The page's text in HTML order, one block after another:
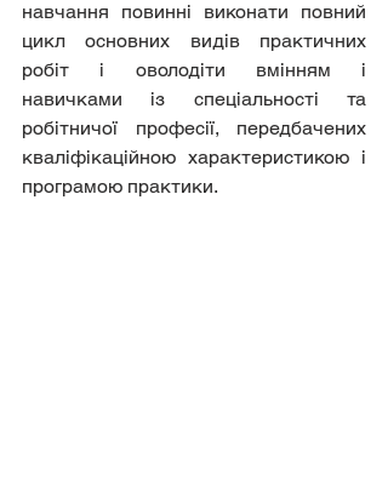
навчання повинні виконати повний
цикл основних видів практичних
робіт і оволодіти вмінням і
навичками із спеціальності та
робітничої професії, передбачених
кваліфікаційною характеристикою і
програмою практики.